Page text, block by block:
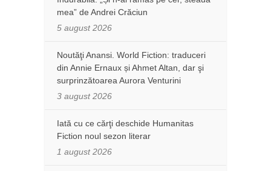
mea” de Andrei Crăciun
5 august 2026
Noutăţi Anansi. World Fiction: traduceri
din Annie Ernaux și Ahmet Altan, dar şi
surprinzătoarea Aurora Venturini
3 august 2026
Iată cu ce cărţi deschide Humanitas
Fiction noul sezon literar
1 august 2026